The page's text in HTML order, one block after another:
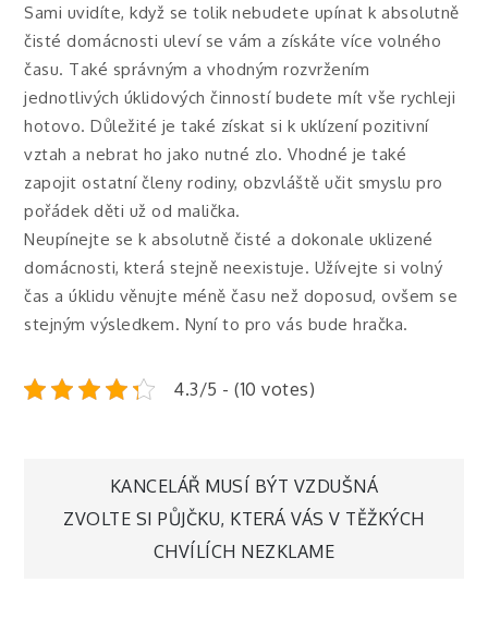
Sami uvidíte, když se tolik nebudete upínat k absolutně
čisté domácnosti uleví se vám a získáte více volného
času. Také správným a vhodným rozvržením
jednotlivých úklidových činností budete mít vše rychleji
hotovo. Důležité je také získat si k uklízení pozitivní
vztah a nebrat ho jako nutné zlo. Vhodné je také
zapojit ostatní členy rodiny, obzvláště učit smyslu pro
pořádek děti už od malička.
Neupínejte se k absolutně čisté a dokonale uklizené
domácnosti, která stejně neexistuje. Užívejte si volný
čas a úklidu věnujte méně času než doposud, ovšem se
stejným výsledkem. Nyní to pro vás bude hračka.
4.3/5 - (10 votes)
Navigace
KANCELÁŘ MUSÍ BÝT VZDUŠNÁ
ZVOLTE SI PŮJČKU, KTERÁ VÁS V TĚŽKÝCH
CHVÍLÍCH NEZKLAME